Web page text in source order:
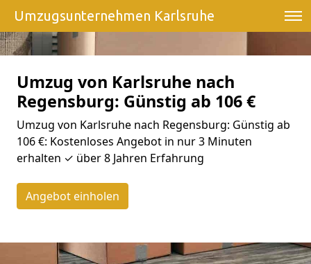
Umzugsunternehmen Karlsruhe
Umzug von Karlsruhe nach
Regensburg: Günstig ab 106 €
Umzug von Karlsruhe nach Regensburg: Günstig ab
106 €: Kostenloses Angebot in nur 3 Minuten
erhalten ✓ über 8 Jahren Erfahrung
Angebot einholen